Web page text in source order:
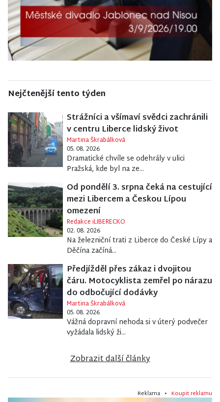
Nejčtenější tento týden
Strážníci a všímaví svědci zachránili
v centru Liberce lidský život
Martina Škrabálková
05. 08. 2026
Dramatické chvíle se odehrály v ulici
Pražská, kde byl na ze...
Od pondělí 3. srpna čeká na cestující
mezi Libercem a Českou Lípou
omezení
Redakce iLIBERECKO
02. 08. 2026
Na železniční trati z Liberce do České Lípy a
Děčína začíná...
Předjížděl přes zákaz i dvojitou
čáru. Motocyklista zemřel po nárazu
do odbočující dodávky
Martina Škrabálková
05. 08. 2026
Vážná dopravní nehoda si v úterý podvečer
vyžádala lidský ži...
Zobrazit další články
Reklama • Koupit reklamu